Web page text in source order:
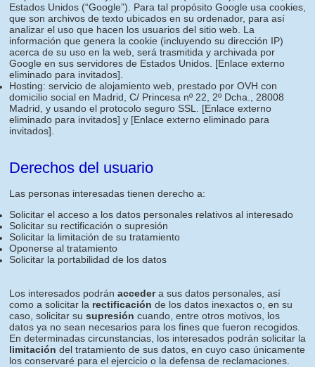
Estados Unidos (“Google”). Para tal propósito Google usa cookies,
que son archivos de texto ubicados en su ordenador, para así
analizar el uso que hacen los usuarios del sitio web. La
información que genera la cookie (incluyendo su dirección IP)
acerca de su uso en la web, será trasmitida y archivada por
Google en sus servidores de Estados Unidos. [Enlace externo
eliminado para invitados]
Hosting: servicio de alojamiento web, prestado por OVH con
domicilio social en Madrid, C/ Princesa nº 22, 2º Dcha., 28008
Madrid, y usando el protocolo seguro SSL. [Enlace externo
eliminado para invitados] y [Enlace externo eliminado para
invitados]
Derechos del usuario
Las personas interesadas tienen derecho a:
Solicitar el acceso a los datos personales relativos al interesado
Solicitar su rectificación o supresión
Solicitar la limitación de su tratamiento
Oponerse al tratamiento
Solicitar la portabilidad de los datos
Los interesados podrán accedera sus datos personales, así
como a solicitar la rectificación de los datos inexactos o, en su
caso, solicitar su supresión cuando, entre otros motivos, los
datos ya no sean necesarios para los fines que fueron recogidos.
En determinadas circunstancias, los interesados podrán solicitar la
limitación del tratamiento de sus datos, en cuyo caso únicamente
los conservaré para el ejercicio o la defensa de reclamaciones.